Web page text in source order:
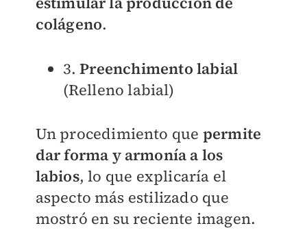
colágeno.
3.Preenchimento labial
(Relleno labial)
Un procedimiento que permite
dar forma y armonía a los
labios, lo que explicaría el
aspecto más estilizado que
mostró en su reciente imagen.